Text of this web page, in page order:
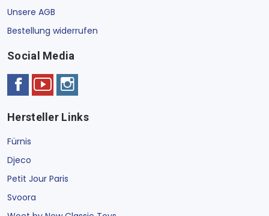
Unsere AGB
Bestellung widerrufen
Social Media
Hersteller Links
Fürnis
Djeco
Petit Jour Paris
Svoora